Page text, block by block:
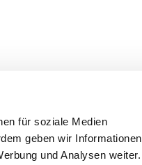
für soziale Medien
geben wir Informationen
und Analysen weiter.